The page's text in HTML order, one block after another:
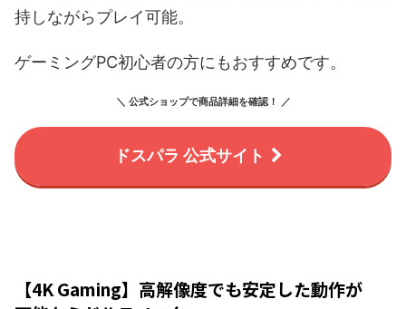
持しながらプレイ可能。
ゲーミングPC初心者の方にもおすすめです。
＼ 公式ショップで商品詳細を確認！ ／
ドスパラ 公式サイト
【4K Gaming】高解像度でも安定した動作が